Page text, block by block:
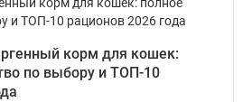
корм для кошек:
по выбору и ТОП-10